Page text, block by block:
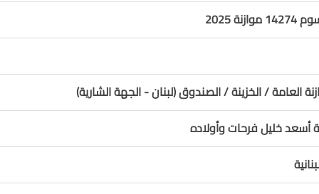
2025
العامة / الخزينة / الصندوق (لبنان - الجهة الشارية)
أسعد خليل فرحات وأولاده